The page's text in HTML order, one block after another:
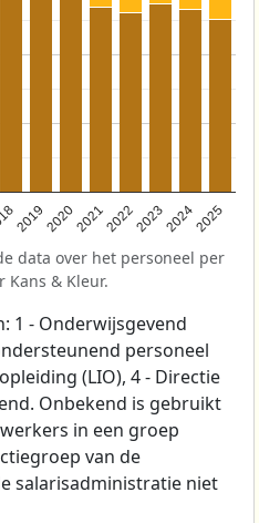
2019202020212022202320242025
data over het personeel per
& Kleur.
1 - Onderwijsgevend
personeel
(LIO), 4 - Directie
Onbekend is gebruikt
in een groep
van de
salarisadministratie niet